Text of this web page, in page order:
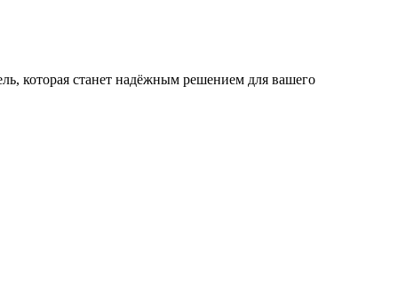
которая станет надёжным решением для вашего